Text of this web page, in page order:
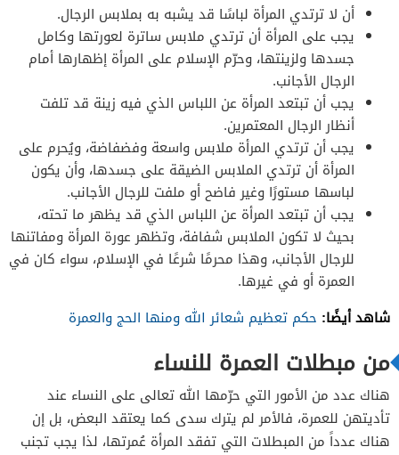
أن لا ترتدي المرأة لباسًا قد يشبه به بملابس الرجال.
يجب على المرأة أن ترتدي ملابس ساترة لعورتها وكامل
جسدها ولزينتها، وحرّم الإسلام على المرأة إظهارها أمام
الرجال الأجانب.
يجب أن تبتعد المرأة عن اللباس الذي فيه زينة قد تلفت
أنظار الرجال المعتمرين.
يجب أن ترتدي المرأة ملابس واسعة وفضفاضة، ويُحرم على
المرأة أن ترتدي الملابس الضيقة على جسدها، وأن يكون
لباسها مستورًا وغير فاضح أو ملفت للرجال الأجانب.
يجب أن تبتعد المرأة عن اللباس الذي قد يظهر ما تحته،
بحيث لا تكون الملابس شفافة، وتظهر عورة المرأة ومفاتنها
للرجال الأجانب، وهذا محرمًا شرعًا في الإسلام، سواء كان في
العمرة أو في غيرها.
شاهد أيضًا: حكم تعظيم شعائر الله ومنها الحج والعمرة
من مبطلات العمرة للنساء
هناك عدد من الأمور التي حرّمها الله تعالى على النساء عند
تأديتهن للعمرة، فالأمر لم يترك سدى كما يعتقد البعض، بل إن
هناك عدداً من المبطلات التي تفقد المرأة عُمرتها، لذا يجب تجنب